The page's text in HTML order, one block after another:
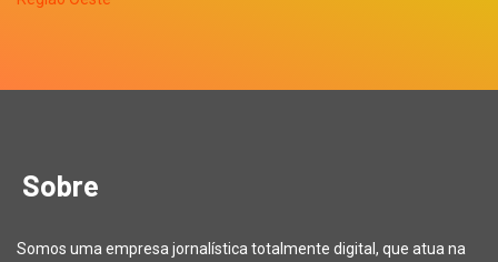
Sobre
Somos uma empresa jornalística totalmente digital, que atua na